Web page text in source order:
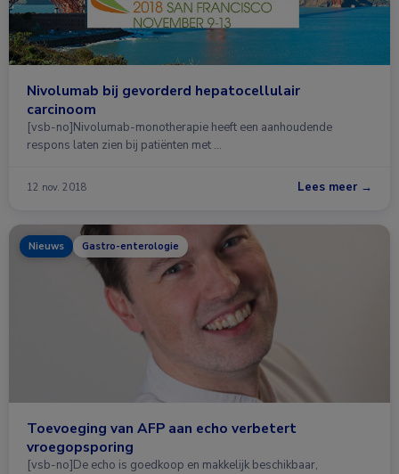
Nivolumab bij gevorderd hepatocellulair
carcinoom
[vsb-no]Nivolumab-monotherapie heeft een aanhoudende
respons laten zien bij patiënten met …
12 nov. 2018 Lees meer →
Nieuws Gastro-enterologie
Toevoeging van AFP aan echo verbetert
vroegopsporing
[vsb-no]De echo is goedkoop en makkelijk beschikbaar,